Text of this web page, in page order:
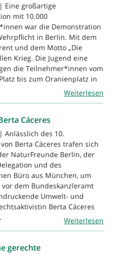
Eine großartige
mit 10.000
war die Demonstration
in Berlin. Mit dem
und dem Motto „Die
Krieg. Die Jugend eine
die Teilnehmer*innen vom
bis zum Oranienplatz in
Weiterlesen
Cáceres
Anlässlich des 10.
Berta Cáceres trafen sich
NaturFreunde Berlin, der
und des
Büro aus München, um
vor dem Bundeskanzleramt
Umwelt- und
Berta Cáceres
Weiterlesen
gerechte